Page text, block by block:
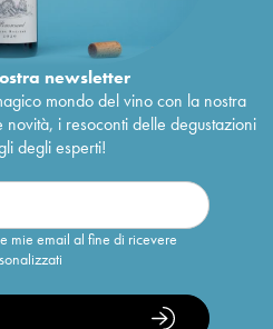
newsletter
mondo del vino con la nostra
i resoconti delle degustazioni
degli esperti!
mie email al fine di ricevere